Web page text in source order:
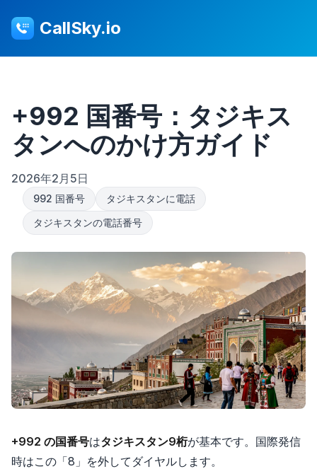
CallSky.io
+992 国番号：タジキス
タンへのかけ方ガイド
2026年2月5日
992 国番号
タジキスタンに電話
タジキスタンの電話番号
+992 の国番号はタジキスタン9桁が基本です。国際発信
時はこの「8」を外してダイヤルします。